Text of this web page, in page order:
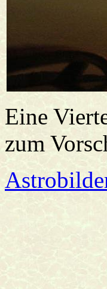
Eine
zum